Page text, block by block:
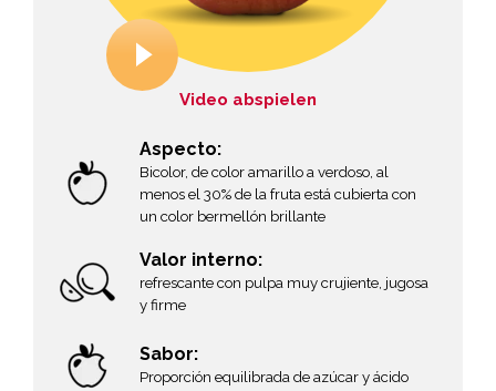
Video abspielen
Aspecto:
Bicolor, de color amarillo a verdoso, al
menos el 30% de la fruta está cubierta con
un color bermellón brillante
Valor interno:
refrescante con pulpa muy crujiente, jugosa
y firme
Sabor:
Proporción equilibrada de azúcar y ácido